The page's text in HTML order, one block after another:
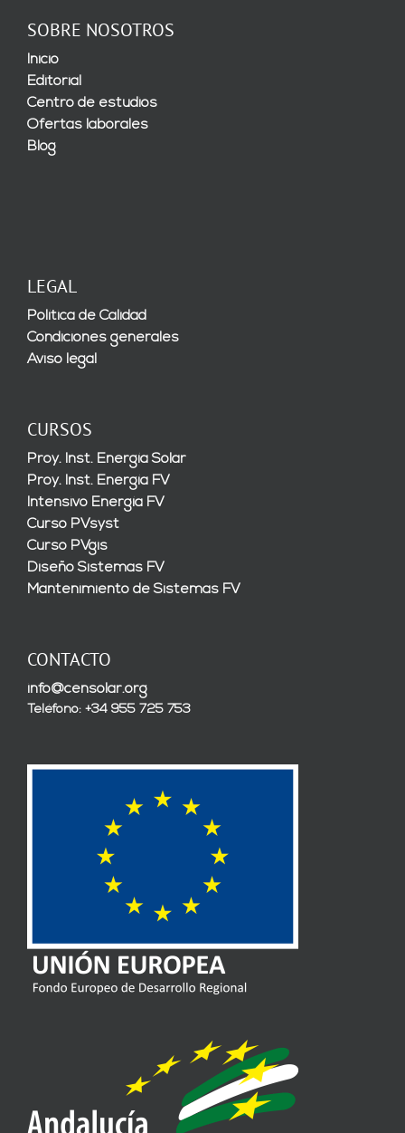
SOBRE NOSOTROS
Inicio
Editorial
Centro de estudios
Ofertas laborales
Blog
LEGAL
Política de Calidad
Condiciones generales
Aviso legal
CURSOS
Proy. Inst. Energía Solar
Proy. Inst. Energía FV
Intensivo Energía FV
Curso PVsyst
Curso PVgis
Diseño Sistemas FV
Mantenimiento de Sistemas FV
CONTACTO
info@censolar.org
Teléfono: +34 955 725 753